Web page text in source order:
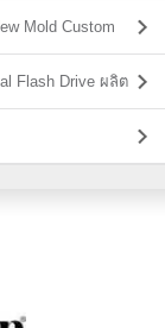
Mold Custom
Flash Drive ผลิต